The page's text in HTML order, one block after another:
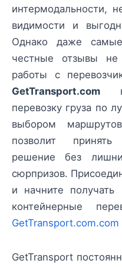
интермодальности,
видимости и
Однако даже
честные отзывы не
работы с
GetTransport.com
перевозку груза по
выбором
позволит
решение без
сюрпризов.
и начните
контейнерные
GetTransport.com.com
GetTransport